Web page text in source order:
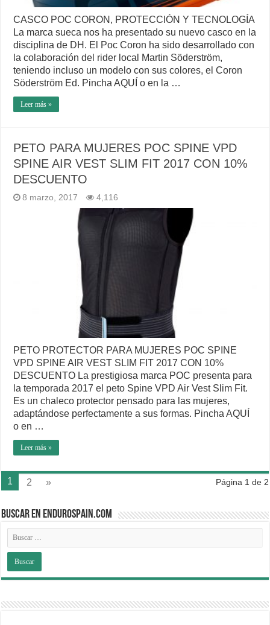
CASCO POC CORON, PROTECCIÓN Y TECNOLOGÍA
La marca sueca nos ha presentado su nuevo casco en la
disciplina de DH. El Poc Coron ha sido desarrollado con
la colaboración del rider local Martin Söderström,
teniendo incluso un modelo con sus colores, el Coron
Söderström Ed. Pincha AQUÍ o en la …
Leer más »
PETO PARA MUJERES POC SPINE VPD
SPINE AIR VEST SLIM FIT 2017 CON 10%
DESCUENTO
8 marzo, 2017 4,116
PETO PROTECTOR PARA MUJERES POC SPINE
VPD SPINE AIR VEST SLIM FIT 2017 CON 10%
DESCUENTO La prestigiosa marca POC presenta para
la temporada 2017 el peto Spine VPD Air Vest Slim Fit.
Es un chaleco protector pensado para las mujeres,
adaptándose perfectamente a sus formas. Pincha AQUÍ
o en …
Leer más »
Página 1 de 2
1 2 »
BUSCAR EN ENDUROSPAIN.COM